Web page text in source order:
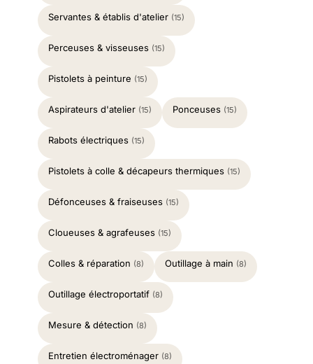
Servantes & établis d'atelier (15)
Perceuses & visseuses (15)
Pistolets à peinture (15)
Aspirateurs d'atelier (15) Ponceuses (15)
Rabots électriques (15)
Pistolets à colle & décapeurs thermiques (15)
Défonceuses & fraiseuses (15)
Cloueuses & agrafeuses (15)
Colles & réparation (8) Outillage à main (8)
Outillage électroportatif (8)
Mesure & détection (8)
Entretien électroménager (8)